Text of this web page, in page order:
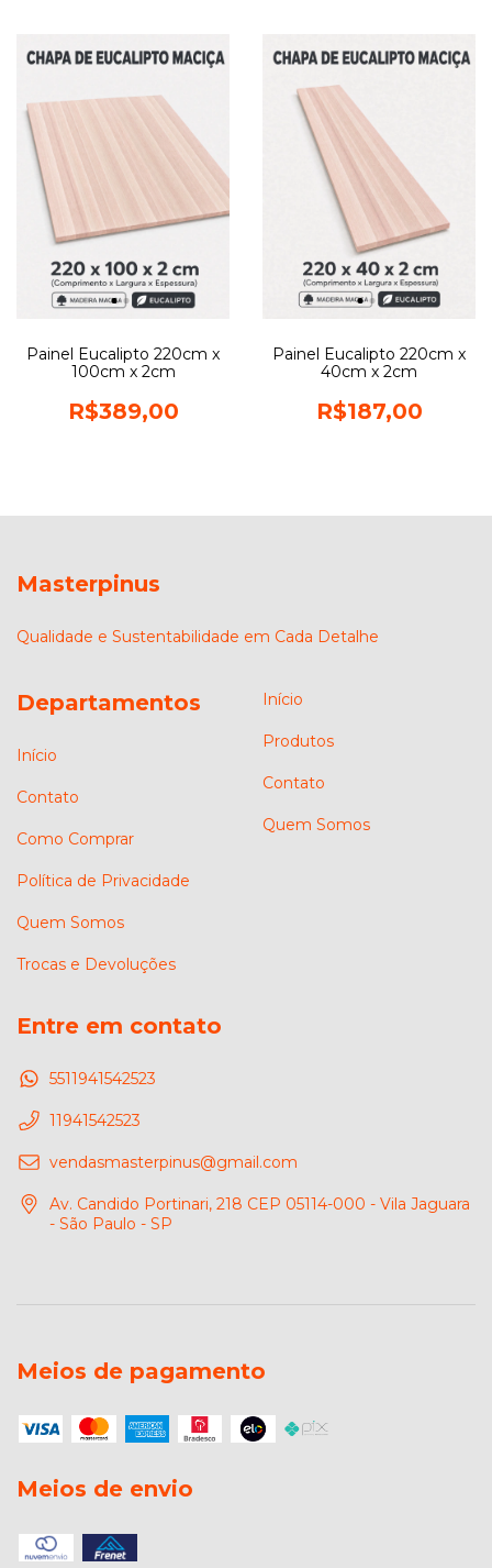
Painel Eucalipto 220cm x
100cm x 2cm
R$389,00
Painel Eucalipto 220cm x
40cm x 2cm
R$187,00
Masterpinus
Qualidade e Sustentabilidade em Cada Detalhe
Departamentos
Início
Contato
Como Comprar
Política de Privacidade
Quem Somos
Trocas e Devoluções
Início
Produtos
Contato
Quem Somos
Entre em contato
5511941542523
11941542523
vendasmasterpinus@gmail.com
Av. Candido Portinari, 218 CEP 05114-000 - Vila Jaguara
- São Paulo - SP
Meios de pagamento
Meios de envio